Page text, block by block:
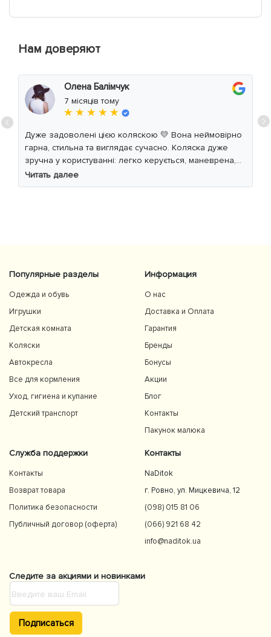
Нам доверяют
Олена Балімчук
7 місяців тому
★ ★ ★ ★ ★
Дуже задоволені цією коляскою 💛 Вона неймовірно
гарна, стильна та виглядає сучасно. Коляска дуже
зручна у користуванні: легко керується, маневрена,
м’який хід навіть по нерівній дорозі. Дитині
комфортно, просторе сидіння та великий капюшон
Читать далее
Популярные разделы
Одежда и обувь
Игрушки
Детская комната
Коляски
Автокресла
Все для кормления
Уход, гигиена и купание
Детский транспорт
Информация
О нас
Доставка и Оплата
Гарантия
Бренды
Бонусы
Акции
Блог
Контакты
Пакунок малюка
Служба поддержки
Контакты
Возврат товара
Политика безопасности
Публичный договор (оферта)
Контакты
NaDitok
г. Ровно, ул. Мицкевича, 12
(098) 015 81 06
(066) 921 68 42
info@naditok.ua
Следите за акциями и новинками
Подписаться